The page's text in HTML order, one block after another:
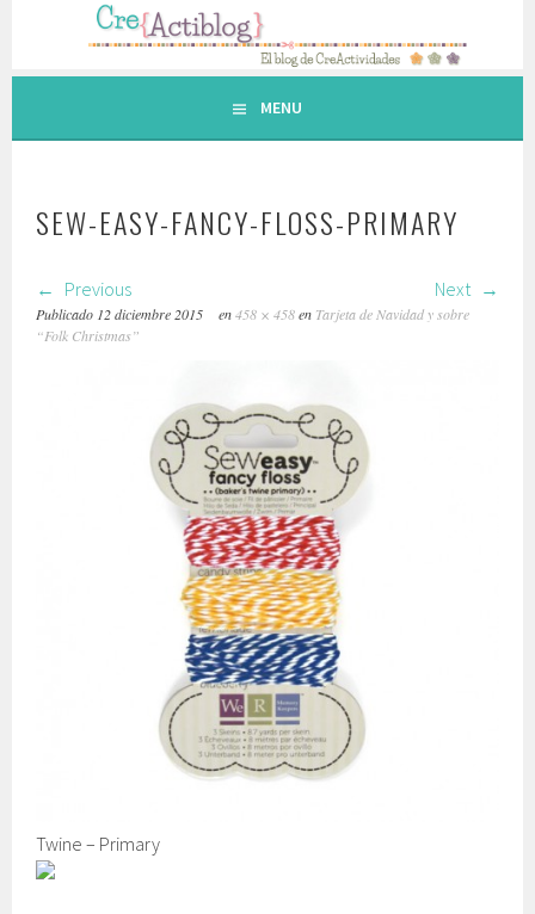
contenido.
MENU
SEW-EASY-FANCY-FLOSS-PRIMARY
Previous Next
Publicado 12 diciembre 2015 en458 × 458en Tarjeta de Navidad y sobre
“Folk Christmas”
Twine – Primary